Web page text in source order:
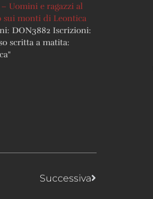
– Uomini e ragazzi al
sui monti di Leontica
DON3882 Iscrizioni:
scritta a matita:
Successiva